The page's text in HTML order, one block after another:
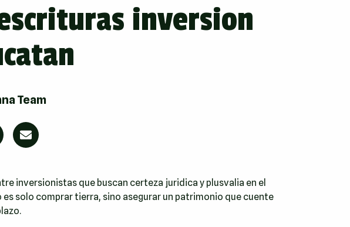
inversion
Team
inversionistas que buscan certeza juridica y plusvalia en el
solo comprar tierra, sino asegurar un patrimonio que cuente